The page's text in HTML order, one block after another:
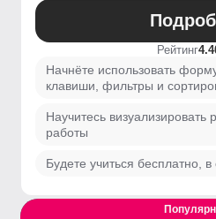
Рейтинг
Начнёте использовать
клавиши, фильтры и
Научитесь визуализировать
работы
Будете учиться бесплатно,